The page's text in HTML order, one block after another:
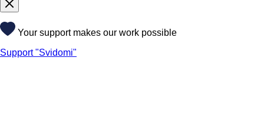
Your support makes our work possible
Support "Svidomi"